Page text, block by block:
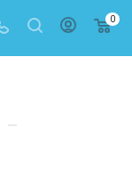
0
—